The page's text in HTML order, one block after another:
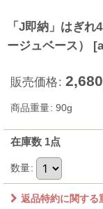
「J即納」はぎ
ージュベース）
[
販売価格: 2,680
商品重量: 90g
在庫数 1点
数量:
返品特約に関する